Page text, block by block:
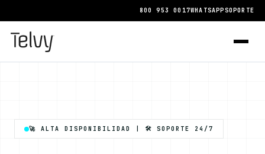
800 953 0017WHATSAPPSOPORTE
🚀 ALTA DISPONIBILIDAD | 🛠️ SOPORTE 24/7